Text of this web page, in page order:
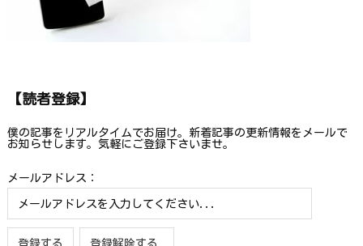
【読者登録】
僕の記事をリアルタイムでお届け。新着記事の更新情報をメールで
お知らせします。気軽にご登録下さいませ。
メールアドレス：